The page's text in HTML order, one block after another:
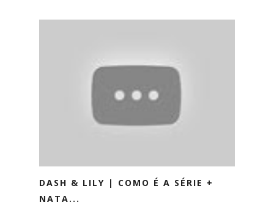
DASH & LILY | COMO É A SÉRIE +
NATA...